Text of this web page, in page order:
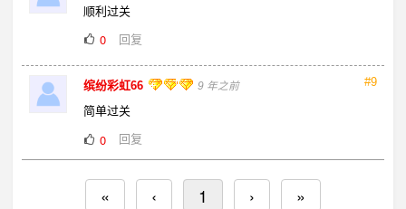
顺利过关
0
回复
#9
缤纷彩虹66 9 年之前
简单过关
0
回复
« ‹ 1 › »